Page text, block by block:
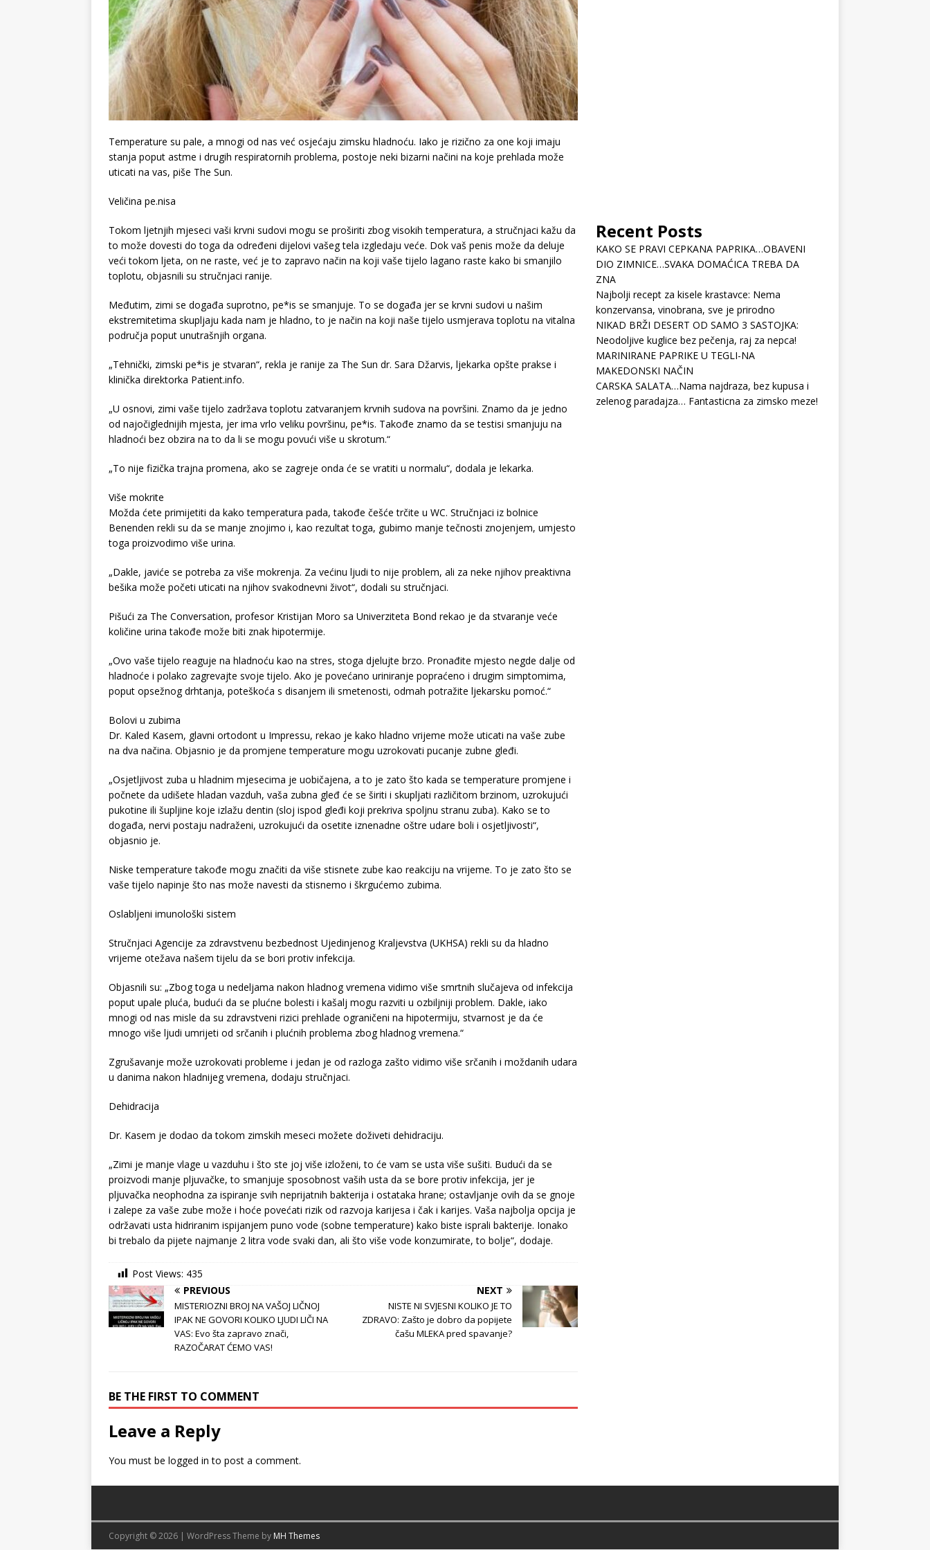
Temperature su pale, a mnogi od nas već osjećaju zimsku hladnoću. Iako je rizično za one koji imaju
stanja poput astme i drugih respiratornih problema, postoje neki bizarni načini na koje prehlada može
uticati na vas, piše The Sun.
Veličina pe.nisa
Tokom ljetnjih mjeseci vaši krvni sudovi mogu se proširiti zbog visokih temperatura, a stručnjaci kažu da
to može dovesti do toga da određeni dijelovi vašeg tela izgledaju veće. Dok vaš penis može da deluje
veći tokom ljeta, on ne raste, već je to zapravo način na koji vaše tijelo lagano raste kako bi smanjilo
toplotu, objasnili su stručnjaci ranije.
Međutim, zimi se događa suprotno, pe*is se smanjuje. To se događa jer se krvni sudovi u našim
ekstremitetima skupljaju kada nam je hladno, to je način na koji naše tijelo usmjerava toplotu na vitalna
područja poput unutrašnjih organa.
„Tehnički, zimski pe*is je stvaran“, rekla je ranije za The Sun dr. Sara Džarvis, ljekarka opšte prakse i
klinička direktorka Patient.info.
„U osnovi, zimi vaše tijelo zadržava toplotu zatvaranjem krvnih sudova na površini. Znamo da je jedno
od najočiglednijih mjesta, jer ima vrlo veliku površinu, pe*is. Takođe znamo da se testisi smanjuju na
hladnoći bez obzira na to da li se mogu povući više u skrotum.“
„To nije fizička trajna promena, ako se zagreje onda će se vratiti u normalu“, dodala je lekarka.
Više mokrite
Možda ćete primijetiti da kako temperatura pada, takođe češće trčite u WC. Stručnjaci iz bolnice
Benenden rekli su da se manje znojimo i, kao rezultat toga, gubimo manje tečnosti znojenjem, umjesto
toga proizvodimo više urina.
„Dakle, javiće se potreba za više mokrenja. Za većinu ljudi to nije problem, ali za neke njihov preaktivna
bešika može početi uticati na njihov svakodnevni život“, dodali su stručnjaci.
Pišući za The Conversation, profesor Kristijan Moro sa Univerziteta Bond rekao je da stvaranje veće
količine urina takođe može biti znak hipotermije.
„Ovo vaše tijelo reaguje na hladnoću kao na stres, stoga djelujte brzo. Pronađite mjesto negde dalje od
hladnoće i polako zagrevajte svoje tijelo. Ako je povećano uriniranje popraćeno i drugim simptomima,
poput opsežnog drhtanja, poteškoća s disanjem ili smetenosti, odmah potražite ljekarsku pomoć.“
Bolovi u zubima
Dr. Kaled Kasem, glavni ortodont u Impressu, rekao je kako hladno vrijeme može uticati na vaše zube
na dva načina. Objasnio je da promjene temperature mogu uzrokovati pucanje zubne gleđi.
„Osjetljivost zuba u hladnim mjesecima je uobičajena, a to je zato što kada se temperature promjene i
počnete da udišete hladan vazduh, vaša zubna gleđ će se širiti i skupljati različitom brzinom, uzrokujući
pukotine ili šupljine koje izlažu dentin (sloj ispod gleđi koji prekriva spoljnu stranu zuba). Kako se to
događa, nervi postaju nadraženi, uzrokujući da osetite iznenadne oštre udare boli i osjetljivosti“,
objasnio je.
Niske temperature takođe mogu značiti da više stisnete zube kao reakciju na vrijeme. To je zato što se
vaše tijelo napinje što nas može navesti da stisnemo i škrgućemo zubima.
Oslabljeni imunološki sistem
Stručnjaci Agencije za zdravstvenu bezbednost Ujedinjenog Kraljevstva (UKHSA) rekli su da hladno
vrijeme otežava našem tijelu da se bori protiv infekcija.
Objasnili su: „Zbog toga u nedeljama nakon hladnog vremena vidimo više smrtnih slučajeva od infekcija
poput upale pluća, budući da se plućne bolesti i kašalj mogu razviti u ozbiljniji problem. Dakle, iako
mnogi od nas misle da su zdravstveni rizici prehlade ograničeni na hipotermiju, stvarnost je da će
mnogo više ljudi umrijeti od srčanih i plućnih problema zbog hladnog vremena.“
Zgrušavanje može uzrokovati probleme i jedan je od razloga zašto vidimo više srčanih i moždanih udara
u danima nakon hladnijeg vremena, dodaju stručnjaci.
Dehidracija
Dr. Kasem je dodao da tokom zimskih meseci možete doživeti dehidraciju.
„Zimi je manje vlage u vazduhu i što ste joj više izloženi, to će vam se usta više sušiti. Budući da se
proizvodi manje pljuvačke, to smanjuje sposobnost vaših usta da se bore protiv infekcija, jer je
pljuvačka neophodna za ispiranje svih neprijatnih bakterija i ostataka hrane; ostavljanje ovih da se gnoje
i zalepe za vaše zube može i hoće povećati rizik od razvoja karijesa i čak i karijes. Vaša najbolja opcija je
održavati usta hidriranim ispijanjem puno vode (sobne temperature) kako biste isprali bakterije. Ionako
bi trebalo da pijete najmanje 2 litra vode svaki dan, ali što više vode konzumirate, to bolje“, dodaje.
Post Views: 435
PREVIOUS
MISTERIOZNI BROJ NA VAŠOJ LIČNOJ
IPAK NE GOVORI KOLIKO LJUDI LIČI NA
VAS: Evo šta zapravo znači,
RAZOČARAT ĆEMO VAS!
NEXT
NISTE NI SVJESNI KOLIKO JE TO
ZDRAVO: Zašto je dobro da popijete
čašu MLEKA pred spavanje?
BE THE FIRST TO COMMENT
Leave a Reply
You must be logged in to post a comment.
Recent Posts
KAKO SE PRAVI CEPKANA PAPRIKA…OBAVENI
DIO ZIMNICE…SVAKA DOMAĆICA TREBA DA
ZNA
Najbolji recept za kisele krastavce: Nema
konzervansa, vinobrana, sve je prirodno
NIKAD BRŽI DESERT OD SAMO 3 SASTOJKA:
Neodoljive kuglice bez pečenja, raj za nepca!
MARINIRANE PAPRIKE U TEGLI-NA
MAKEDONSKI NAČIN
CARSKA SALATA…Nama najdraza, bez kupusa i
zelenog paradajza… Fantasticna za zimsko meze!
Copyright © 2026 | WordPress Theme by MH Themes